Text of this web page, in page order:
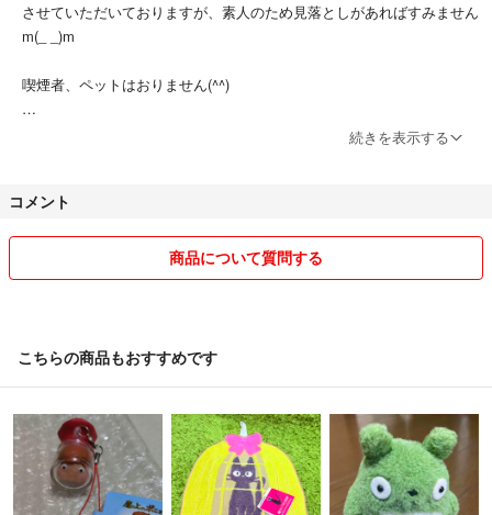
させていただいておりますが、素人のため見落としがあればすみません
m(_ _)m
喫煙者、ペットはおりません(^^)
★基本、郵便局からの発送となるため平日に発送させていただくことが
★コンビニ、ATM払いの選択をされている方で最近お支払いいただけ
い方法の方はいつまでにお支払いしていただけるか確認させていただき
ます。
★お取り置きはしておりません。
続きを表示する
コメント
商品について質問する
こちらの商品もおすすめです